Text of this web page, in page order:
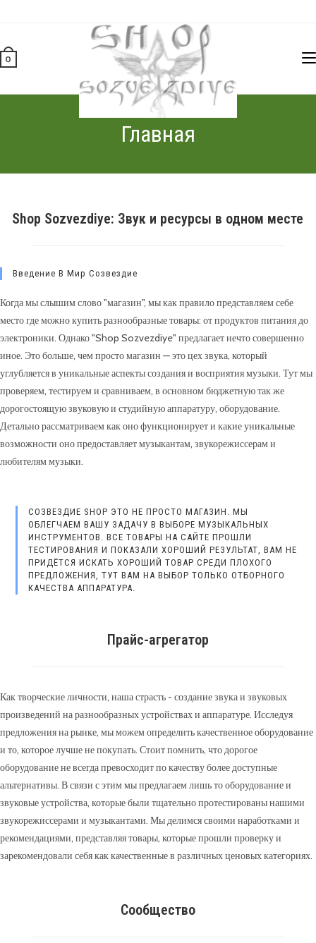
0
Главная
Shop Sozvezdiye: Звук и ресурсы в одном месте
Введение В Мир Созвездие
Когда мы слышим слово "магазин", мы как правило представляем себе
место где можно купить разнообразные товары: от продуктов питания до
электроники. Однако "Shop Sozvezdiye" предлагает нечто совершенно
иное. Это больше, чем просто магазин — это цех звука, который
углубляется в уникальные аспекты создания и восприятия музыки. Тут мы
проверяем, тестируем и сравниваем, в основном бюджетную так же
дорогостоящую звуковую и студийную аппаратуру, оборудование.
Детально рассматриваем как оно функционирует и какие уникальные
возможности оно предоставляет музыкантам, звукорежиссерам и
любителям музыки.
СОЗВЕЗДИЕ SHOP ЭТО НЕ ПРОСТО МАГАЗИН. МЫ
ОБЛЕГЧАЕМ ВАШУ ЗАДАЧУ В ВЫБОРЕ МУЗЫКАЛЬНЫХ
ИНСТРУМЕНТОВ. ВСЕ ТОВАРЫ НА САЙТЕ ПРОШЛИ
ТЕСТИРОВАНИЯ И ПОКАЗАЛИ ХОРОШИЙ РЕЗУЛЬТАТ, ВАМ НЕ
ПРИДЁТСЯ ИСКАТЬ ХОРОШИЙ ТОВАР СРЕДИ ПЛОХОГО
ПРЕДЛОЖЕНИЯ, ТУТ ВАМ НА ВЫБОР ТОЛЬКО ОТБОРНОГО
КАЧЕСТВА АППАРАТУРА.
Прайс-агрегатор
Как творческие личности, наша страсть - создание звука и звуковых
произведений на разнообразных устройствах и аппаратуре. Исследуя
предложения на рынке, мы можем определить качественное оборудование
и то, которое лучше не покупать. Стоит помнить, что дорогое
оборудование не всегда превосходит по качеству более доступные
альтернативы. В связи с этим мы предлагаем лишь то оборудование и
звуковые устройства, которые были тщательно протестированы нашими
звукорежиссерами и музыкантами. Мы делимся своими наработками и
рекомендациями, представляя товары, которые прошли проверку и
зарекомендовали себя как качественные в различных ценовых категориях.
Сообщество